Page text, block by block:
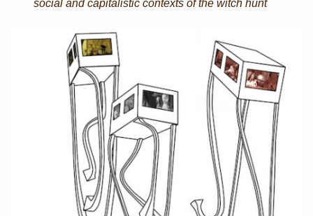
social and capitalistic contexts of the witch hunt